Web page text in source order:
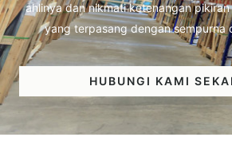
ahlinya dan nikmati ketenangan
yang terpasang dengan sempurna
HUBUNGI KAMI